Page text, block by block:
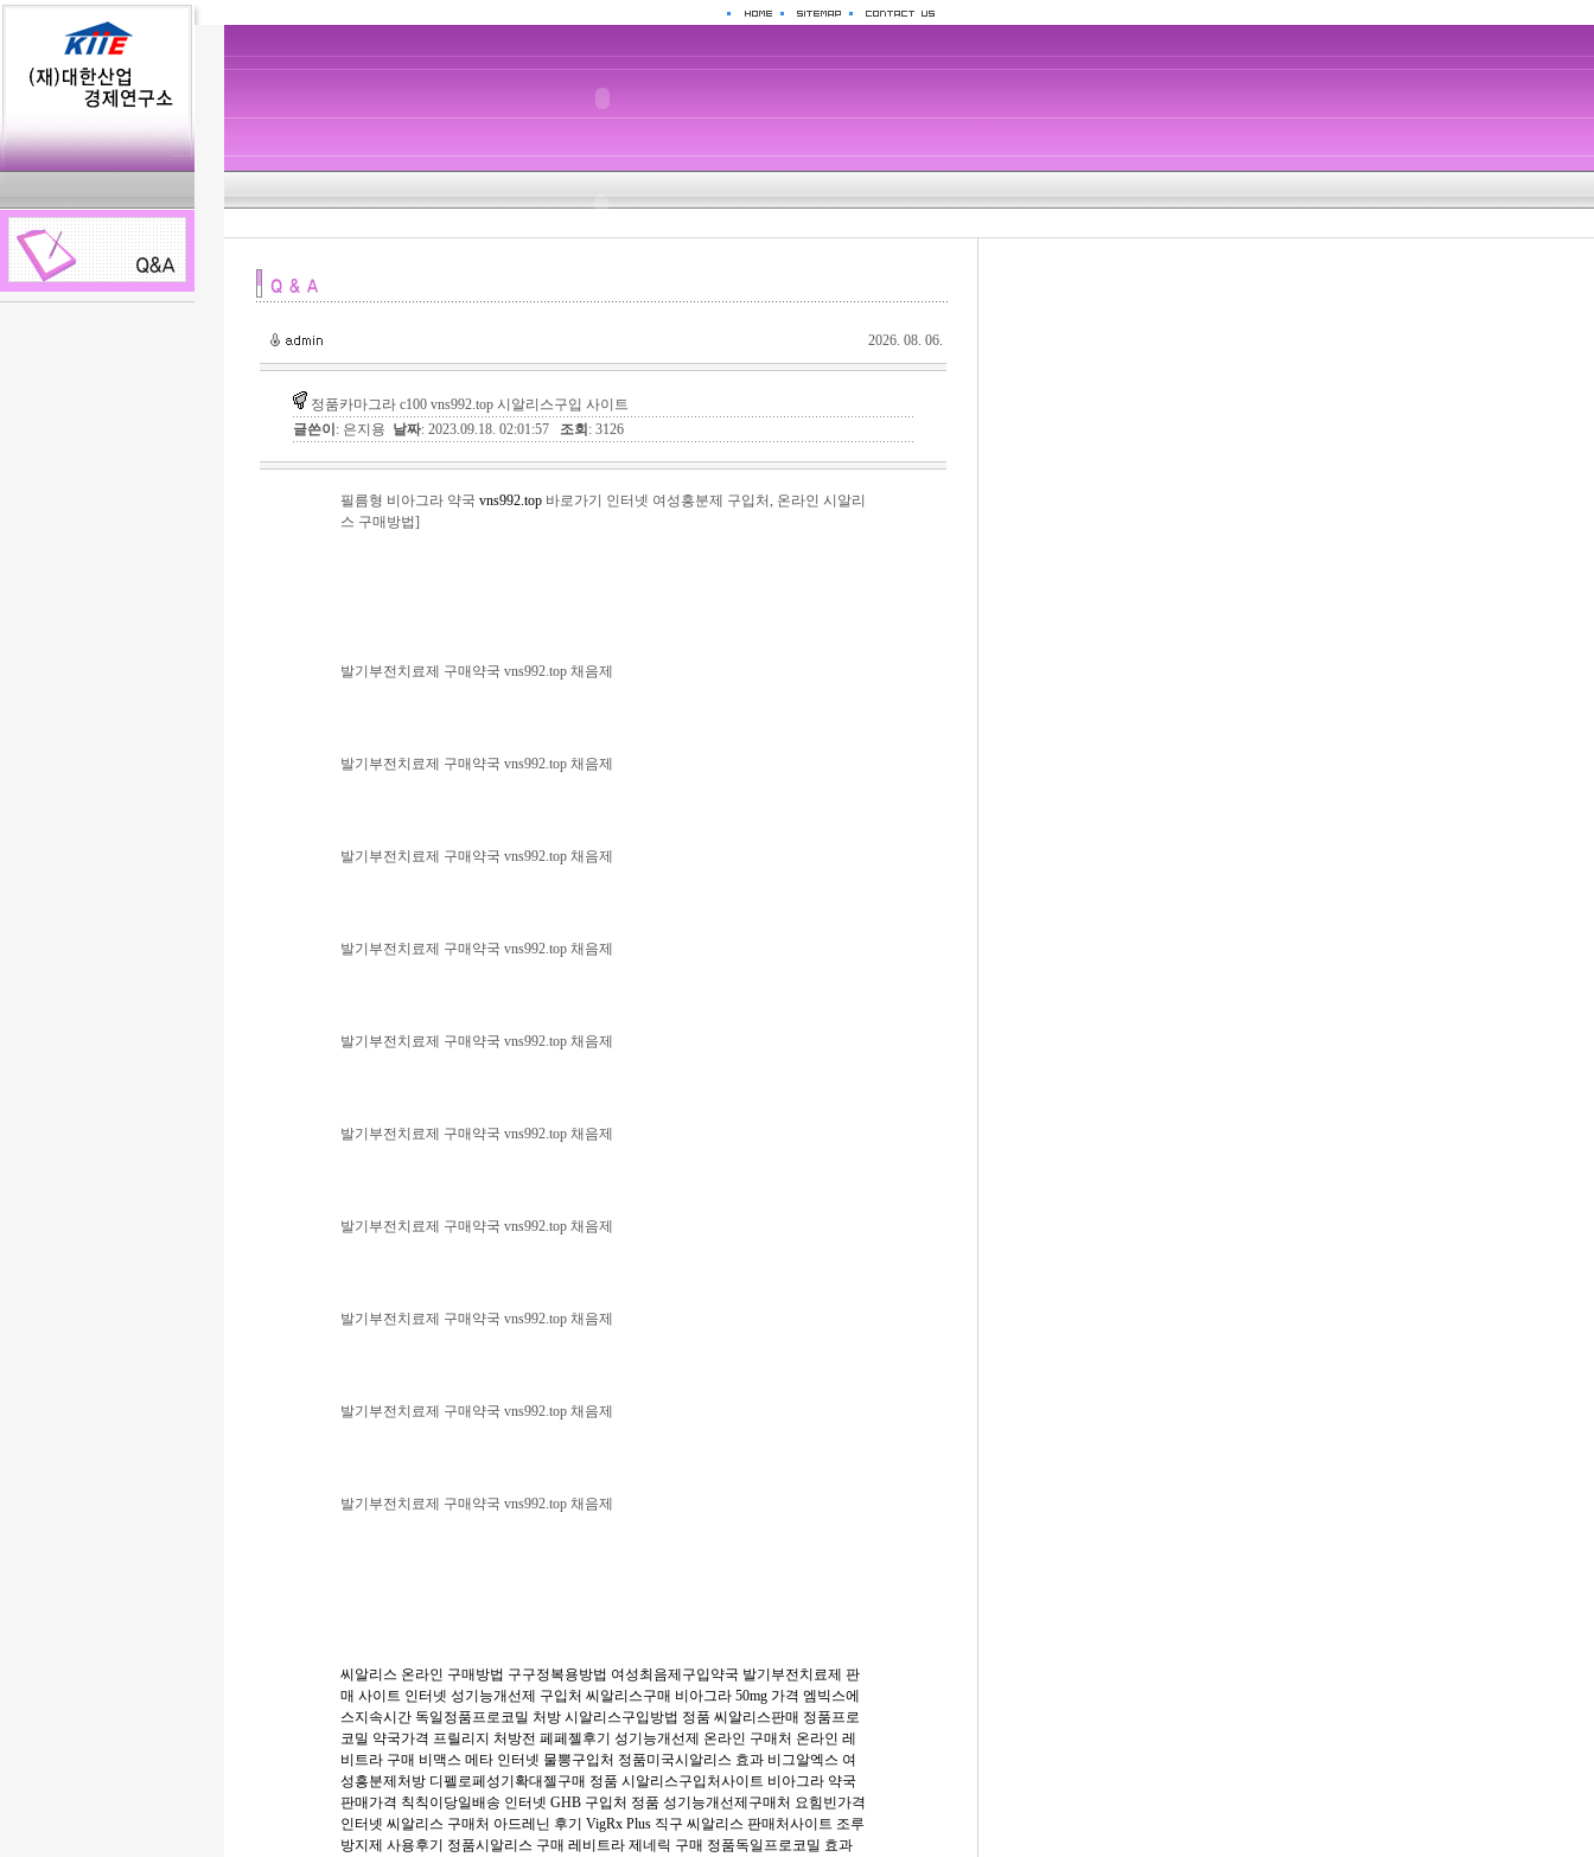
2026. 08. 06.
정품카마그라 c100 vns992.top 시알리스구입 사이트
글쓴이 : 은지용 날짜: 2023.09.18. 02:01:57 조회 : 3126
필름형 비아그라 약국 vns992.top 바로가기 인터넷 여성흥분제 구입처, 온라인 시알리
스 구매방법]
발기부전치료제 구매약국 vns992.top 채음제
발기부전치료제 구매약국 vns992.top 채음제
발기부전치료제 구매약국 vns992.top 채음제
발기부전치료제 구매약국 vns992.top 채음제
발기부전치료제 구매약국 vns992.top 채음제
발기부전치료제 구매약국 vns992.top 채음제
발기부전치료제 구매약국 vns992.top 채음제
발기부전치료제 구매약국 vns992.top 채음제
발기부전치료제 구매약국 vns992.top 채음제
발기부전치료제 구매약국 vns992.top 채음제
씨알리스 온라인 구매방법 구구정복용방법 여성최음제구입약국 발기부전치료제 판
매 사이트 인터넷 성기능개선제 구입처 씨알리스구매 비아그라 50mg 가격 엠빅스에
스지속시간 독일정품프로코밀 처방 시알리스구입방법 정품 씨알리스판매 정품프로
코밀 약국가격 프릴리지 처방전 페페젤후기 성기능개선제 온라인 구매처 온라인 레
비트라 구매 비맥스 메타 인터넷 물뽕구입처 정품미국시알리스 효과 비그알엑스 여
성흥분제처방 디펠로페성기확대젤구매 정품 시알리스구입처사이트 비아그라 약국
판매가격 칙칙이당일배송 인터넷 GHB 구입처 정품 성기능개선제구매처 요힘빈가격
인터넷 씨알리스 구매처 아드레닌 후기 VigRx Plus 직구 씨알리스 판매처사이트 조루
방지제 사용후기 정품시알리스 구매 레비트라 제네릭 구매 정품독일프로코밀 효과